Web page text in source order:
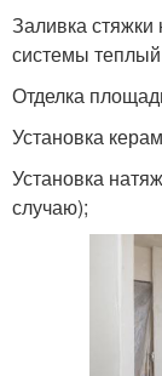
Заливка
системы
Отделка
Установка
Установка
случаю);